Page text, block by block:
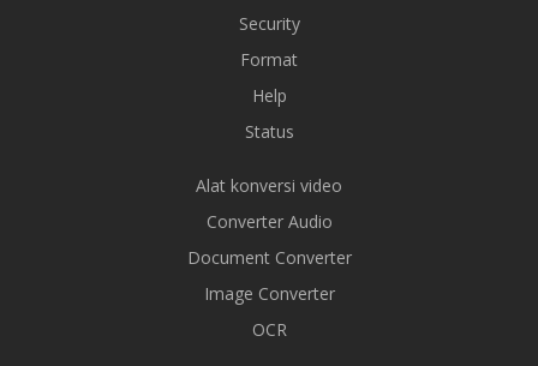
Security
Format
Help
Status
Alat konversi video
Converter Audio
Document Converter
Image Converter
OCR